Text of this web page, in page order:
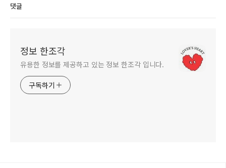
댓글
정보 한조각
유용한 정보를 제공하고 있는 정보 한조각 입니다.
구독하기